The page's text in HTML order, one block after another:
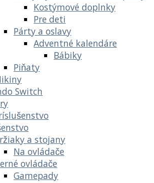
Kostýmové doplnky
Pre deti
Párty a oslavy
Adventné kalendáre
Bábiky
Piňaty
Switch
a stojany
Na ovládače
ovládače
Gamepady